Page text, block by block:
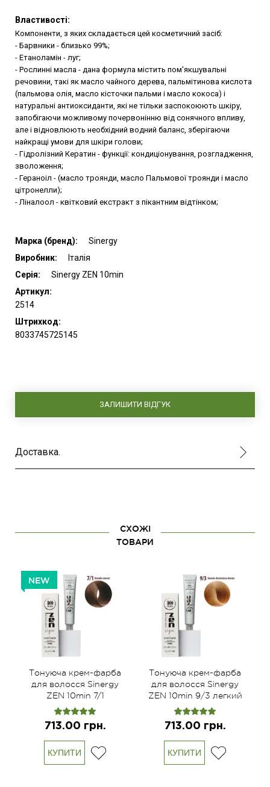
Властивості:
Компоненти, з яких складається цей косметичний засіб:
- Барвники - близько 99%;
- Етаноламін - луг;
- Рослинні масла - дана формула містить пом'якшувальні
речовини, такі як масло чайного дерева, пальмітинова кислота
(пальмова олія, масло кісточки пальми і масло кокоса) і
натуральні антиоксиданти, які не тільки заспокоюють шкіру,
запобігаючи можливому почервонінню від сонячного впливу,
але і відновлюють необхідний водний баланс, зберігаючи
найкращі умови для шкіри голови;
- Гідролізний Кератин - функції: кондиціонування, розгладження,
зволоження;
- Гераноіл - (масло троянди, масло Пальмової троянди і масло
цітронелли);
- Ліналоол - квітковий екстракт з пікантним відтінком;
Марка (бренд):
Sinergy
Виробник:
Італія
Серія:
Sinergy ZEN 10min
Артикул:
2514
Штрихкод:
8033745725145
ЗАЛИШИТИ ВІДГУК
Доставка.
СХОЖІ
ТОВАРИ
NEW
Тонуюча крем-фарба
для волосся Sinergy
ZEN 10min 7/1
попелястий блонд,
100мл
713.00 грн.
КУПИТИ
Тонуюча крем-фарба
для волосся Sinergy
ZEN 10min 9/3 легкий
золотистий блонд,
100мл
713.00 грн.
КУПИТИ